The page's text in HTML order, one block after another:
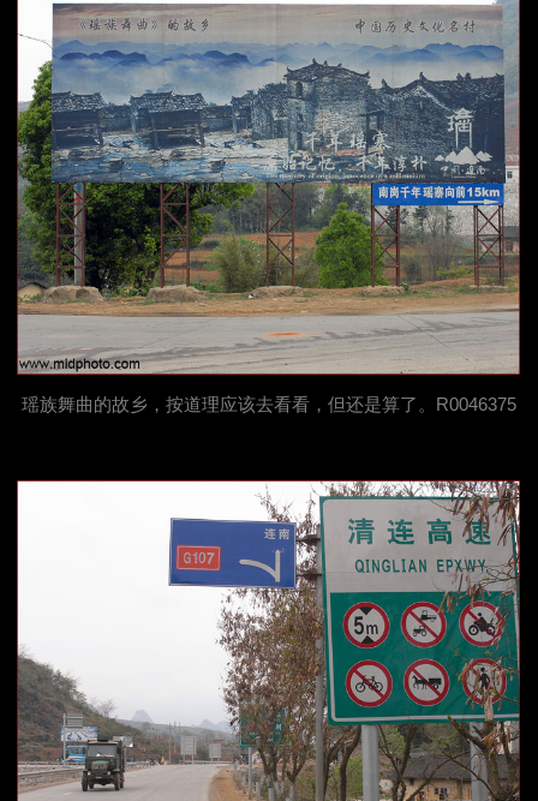
瑶族舞曲的故乡，按道理应该去看看，但还是算了。R0046375